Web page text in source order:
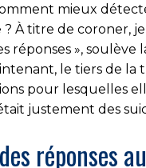
mieux
? À titre de coroner,
réponses », soulève
le tiers de la
pour lesquelles
justement des
réponses